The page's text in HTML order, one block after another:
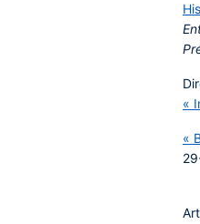
«
«